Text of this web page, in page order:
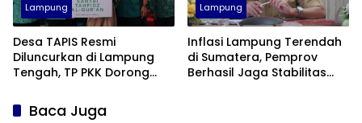
Lampung
Desa TAPIS Resmi
Diluncurkan di Lampung
Tengah, TP PKK Dorong
Desa
Lampung
Inflasi Lampung Terendah
di Sumatera, Pemprov
Berhasil Jaga Stabilitas
Baca Juga